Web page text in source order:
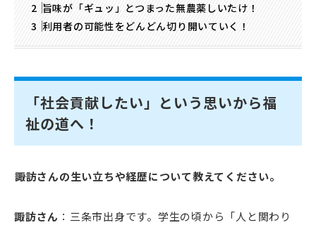
旨味が「ギュッ」とつまった無農薬しいたけ！
利用者の可能性をどんどん切り開いていく！
「社会貢献したい」という思いから福
祉の道へ！
――諏訪さんの生い立ちや経歴について教えてください。
諏訪さん ：三条市出身です。学生の頃から「人と関わり